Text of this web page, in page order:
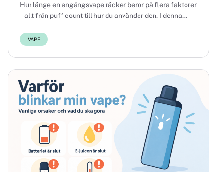
Hur länge en engångsvape räcker beror på flera faktorer
– allt från puff count till hur du använder den. I denna
VAPE